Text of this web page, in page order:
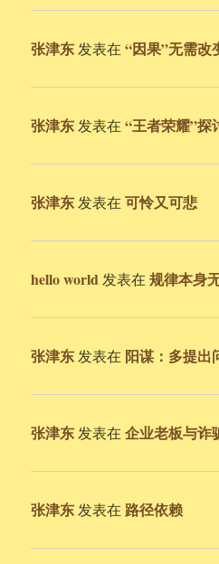
张津东 发表在“因果”无需改
张津东 发表在“王者荣耀”探
张津东 发表在可怜又可悲
hello world 发表在规律本身
张津东 发表在 阳谋：多提出
张津东 发表在企业老板与诈
张津东 发表在 路径依赖